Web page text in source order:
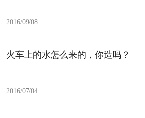
2016/09/08
火车上的水怎么来的，你造吗？
2016/07/04